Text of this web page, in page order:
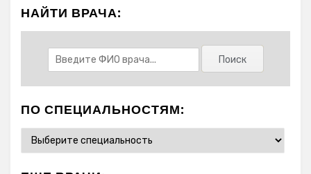
НАЙТИ ВРАЧА:
ПО СПЕЦИАЛЬНОСТЯМ: